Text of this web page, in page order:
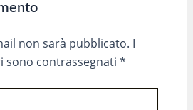
non sarà pubblicato. I
sono contrassegnati *